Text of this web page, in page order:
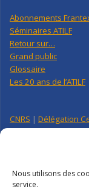
Nous utilisons des
service.
Abonnements
Séminaires ATILF
Retour sur…
Grand public
Glossaire
Les 20 ans de l’ATILF
CNRS | Délégation
Université de
CNRS Hebdo Centre-